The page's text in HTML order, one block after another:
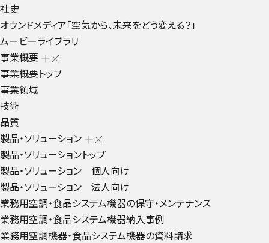
社史
オウンドメディア「空気から、未来をどう変える？」
ムービーライブラリ
事業概要
事業概要トップ
事業領域
技術
品質
製品・ソリューション
製品・ソリューショントップ
製品・ソリューション 個人向け
製品・ソリューション 法人向け
業務用空調・食品システム機器の保守・メンテナンス
業務用空調・食品システム機器納入事例
業務用空調機器・食品システム機器の資料請求